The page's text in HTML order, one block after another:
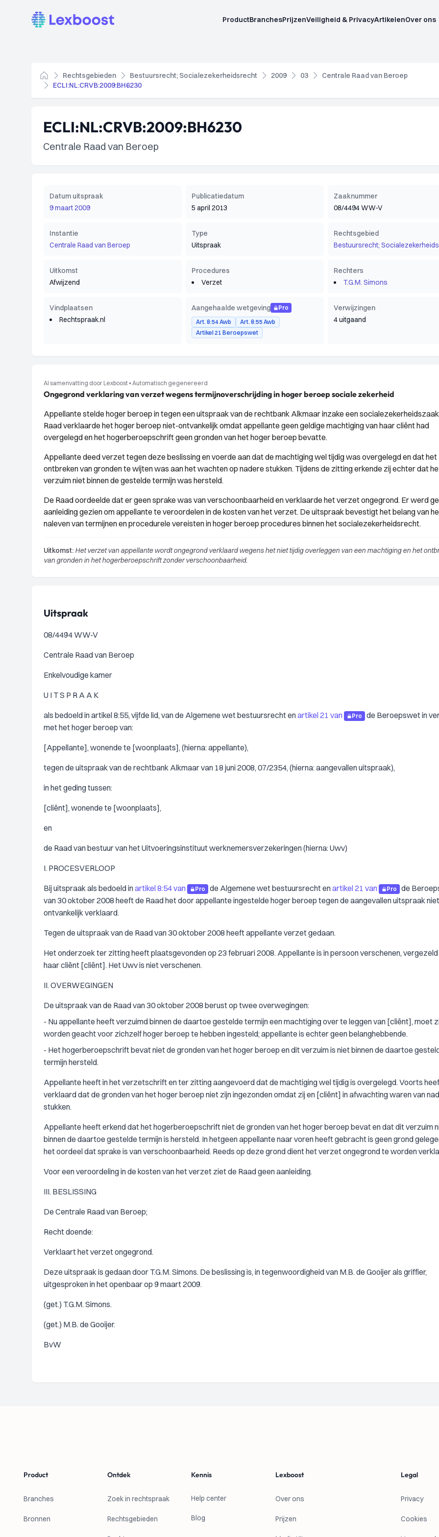
Lexboost ProductBranchesPrijzenVeiligheid & PrivacyArtikelenOver ons
Home
Rechtsgebieden Bestuursrecht; Socialezekerheidsrecht 2009 03
Centrale Raad van Beroep
ECLI:NL:CRVB:2009:BH6230
ECLI:NL:CRVB:2009:BH6230
Centrale Raad van Beroep
Datum uitspraak
9 maart 2009
Publicatiedatum
5 april 2013
Zaaknummer
08/4494 WW-V
Instantie
Centrale Raad van Beroep
Type
Uitspraak
Rechtsgebied
Bestuursrecht;
Uitkomst
Afwijzend
Procedures
Verzet
Rechters
T.G.M. Simons
Vindplaatsen
Rechtspraak.nl
Aangehaalde wetgeving
Pro
Art. 8:54 Awb
Art. 8:55 Awb
Artikel 21 Beroepswet
Verwijzingen
4 uitgaand
AI samenvatting door Lexboost • Automatisch gegenereerd
Ongegrond verklaring van verzet wegens termijnoverschrijding in hoger beroep sociale zekerheid
Appellante stelde hoger beroep in tegen een uitspraak van de rechtbank Alkmaar inzake een
Raad verklaarde het hoger beroep niet-ontvankelijk omdat appellante geen geldige machtiging van haar cliënt had
overgelegd en het hogerberoepschrift geen gronden van het hoger beroep bevatte.
Appellante deed verzet tegen deze beslissing en voerde aan dat de machtiging wel tijdig was overgelegd en dat het
ontbreken van gronden te wijten was aan het wachten op nadere stukken. Tijdens de zitting erkende zij echter dat
verzuim niet binnen de gestelde termijn was hersteld.
De Raad oordeelde dat er geen sprake was van verschoonbaarheid en verklaarde het verzet ongegrond. Er werd
aanleiding gezien om appellante te veroordelen in de kosten van het verzet. De uitspraak bevestigt het belang van
naleven van termijnen en procedurele vereisten in hoger beroep procedures binnen het socialezekerheidsrecht.
Uitkomst: Het verzet van appellante wordt ongegrond verklaard wegens het niet tijdig overleggen van een machtiging en het
van gronden in het hogerberoepschrift zonder verschoonbaarheid.
Uitspraak
08/4494 WW-V
Centrale Raad van Beroep
Enkelvoudige kamer
U I T S P R A A K
als bedoeld in artikel 8:55, vijfde lid, van de Algemene wet bestuursrecht enartikel 21 van Pro
de Beroepswet in
met het hoger beroep van:
[Appellante], wonende te [woonplaats], (hierna: appellante),
tegen de uitspraak van de rechtbank Alkmaar van 18 juni 2008, 07/2354, (hierna: aangevallen uitspraak),
in het geding tussen:
[cliënt], wonende te [woonplaats],
en
de Raad van bestuur van het Uitvoeringsinstituut werknemersverzekeringen (hierna: Uwv)
I. PROCESVERLOOP
Bij uitspraak als bedoeld inartikel 8:54 van Pro de Algemene wet bestuursrecht enartikel 21 van Pro
de
van 30 oktober 2008 heeft de Raad het door appellante ingestelde hoger beroep tegen de aangevallen uitspraak
ontvankelijk verklaard.
Tegen de uitspraak van de Raad van 30 oktober 2008 heeft appellante verzet gedaan.
Het onderzoek ter zitting heeft plaatsgevonden op 23 februari 2008. Appellante is in persoon verschenen,
haar cliënt [cliënt]. Het Uwv is niet verschenen.
II. OVERWEGINGEN
De uitspraak van de Raad van 30 oktober 2008 berust op twee overwegingen:
- Nu appellante heeft verzuimd binnen de daartoe gestelde termijn een machtiging over te leggen van [cliënt], moet
worden geacht voor zichzelf hoger beroep te hebben ingesteld; appellante is echter geen belanghebbende.
- Het hogerberoepschrift bevat niet de gronden van het hoger beroep en dit verzuim is niet binnen de daartoe
termijn hersteld.
Appellante heeft in het verzetschrift en ter zitting aangevoerd dat de machtiging wel tijdig is overgelegd. Voorts
verklaard dat de gronden van het hoger beroep niet zijn ingezonden omdat zij en [cliënt] in afwachting waren van
stukken.
Appellante heeft erkend dat het hogerberoepschrift niet de gronden van het hoger beroep bevat en dat dit verzuim
binnen de daartoe gestelde termijn is hersteld. In hetgeen appellante naar voren heeft gebracht is geen grond
het oordeel dat sprake is van verschoonbaarheid. Reeds op deze grond dient het verzet ongegrond te worden
Voor een veroordeling in de kosten van het verzet ziet de Raad geen aanleiding.
III. BESLISSING
De Centrale Raad van Beroep;
Recht doende:
Verklaart het verzet ongegrond.
Deze uitspraak is gedaan door T.G.M. Simons. De beslissing is, in tegenwoordigheid van M.B. de Gooijer als griffier,
uitgesproken in het openbaar op 9 maart 2009.
(get.) T.G.M. Simons.
(get.) M.B. de Gooijer.
BvW
Product
Branches
Bronnen
Ontdek
Zoek in rechtspraak
Rechtsgebieden
Kennis
Help center
Blog
Lexboost
Over ons
Prijzen
Legal
Privacy
Cookies